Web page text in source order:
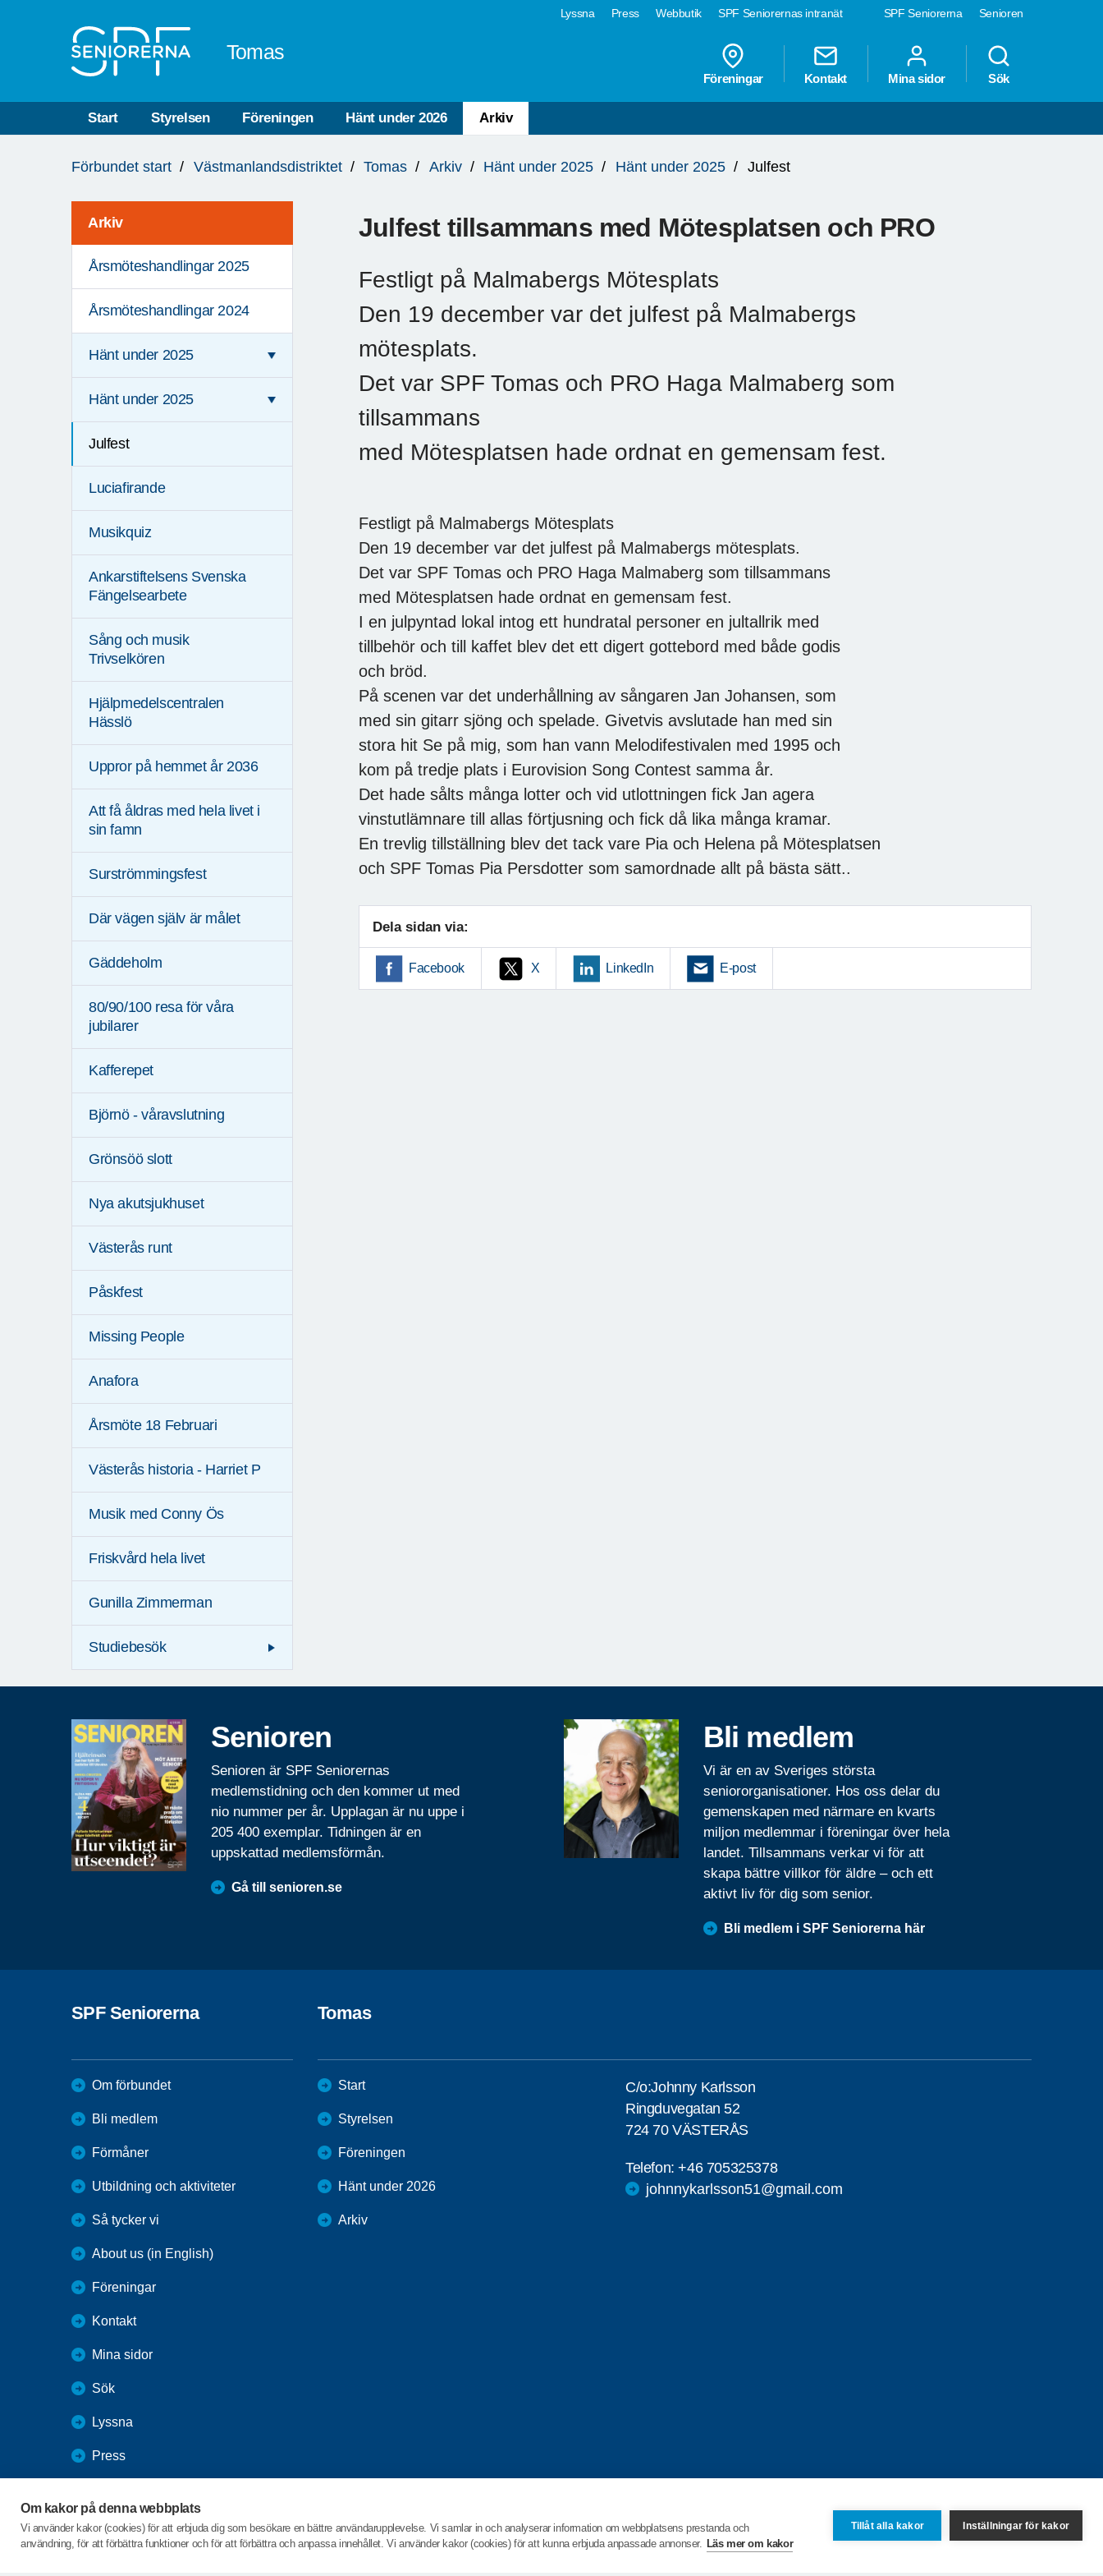
Om kakor på denna webbplats
Vi använder kakor (cookies) för att erbjuda dig som besökare en bättre användarupplevelse. Vi samlar in och analyserar information om webbplatsens prestanda och
användning, för att förbättra funktioner och för att förbättra och anpassa innehållet. Vi använder kakor (cookies) för att kunna erbjuda anpassade annonser. Läs mer om kakor
Tillåt alla kakor Inställningar för kakor
SPF Seniorerna Senioren
Lyssna Press Webbutik SPF Seniorernas intranät
Tomas
Föreningar Kontakt Mina sidor Sök
Start Styrelsen Föreningen Hänt under 2026 Arkiv
är
Förbundet start Västmanlandsdistriktet Tomas Arkiv Hänt under 2025 Hänt under 2025 Julfest
Arkiv
Årsmöteshandlingar 2025
Årsmöteshandlingar 2024
Hänt under 2025
Hänt under 2025
Julfest
Luciafirande
Musikquiz
Ankarstiftelsens Svenska
Fängelsearbete
Sång och musik
Trivselkören
Hjälpmedelscentralen
Hässlö
Uppror på hemmet år 2036
Att få åldras med hela livet i
sin famn
Surströmmingsfest
Där vägen själv är målet
Gäddeholm
80/90/100 resa för våra
jubilarer
Kafferepet
Björnö - våravslutning
Grönsöö slott
Nya akutsjukhuset
Västerås runt
Påskfest
Missing People
Anafora
Årsmöte 18 Februari
Västerås historia - Harriet P
Musik med Conny Ös
Friskvård hela livet
Gunilla Zimmerman
Studiebesök
Julfest tillsammans med Mötesplatsen och PRO
Festligt på Malmabergs Mötesplats
Den 19 december var det julfest på Malmabergs
mötesplats.
Det var SPF Tomas och PRO Haga Malmaberg som
tillsammans
med Mötesplatsen hade ordnat en gemensam fest.
Festligt på Malmabergs Mötesplats
Den 19 december var det julfest på Malmabergs mötesplats.
Det var SPF Tomas och PRO Haga Malmaberg som tillsammans
med Mötesplatsen hade ordnat en gemensam fest.
I en julpyntad lokal intog ett hundratal personer en jultallrik med
tillbehör och till kaffet blev det ett digert gottebord med både godis
och bröd.
På scenen var det underhållning av sångaren Jan Johansen, som
med sin gitarr sjöng och spelade. Givetvis avslutade han med sin
stora hit Se på mig, som han vann Melodifestivalen med 1995 och
kom på tredje plats i Eurovision Song Contest samma år.
Det hade sålts många lotter och vid utlottningen fick Jan agera
vinstutlämnare till allas förtjusning och fick då lika många kramar.
En trevlig tillställning blev det tack vare Pia och Helena på Mötesplatsen
och SPF Tomas Pia Persdotter som samordnade allt på bästa sätt..
Dela sidan via:
Facebook X LinkedIn E-post
Senioren
Senioren är SPF Seniorernas
medlemstidning och den kommer ut med
nio nummer per år. Upplagan är nu uppe i
205 400 exemplar. Tidningen är en
uppskattad medlemsförmån.
Gå till senioren.se
Bli medlem
Vi är en av Sveriges största
seniororganisationer. Hos oss delar du
gemenskapen med närmare en kvarts
miljon medlemmar i föreningar över hela
landet. Tillsammans verkar vi för att
skapa bättre villkor för äldre – och ett
aktivt liv för dig som senior.
Bli medlem i SPF Seniorerna här
SPF Seniorerna
Om förbundet
Bli medlem
Förmåner
Utbildning och aktiviteter
Så tycker vi
About us (in English)
Föreningar
Kontakt
Mina sidor
Sök
Lyssna
Press
SPF Seniorernas intranät
Tomas
Start
Styrelsen
Föreningen
Hänt under 2026
Arkiv
C/o:Johnny Karlsson
Ringduvegatan 52
724 70 VÄSTERÅS
Telefon:+46 705325378
johnnykarlsson51@gmail.com